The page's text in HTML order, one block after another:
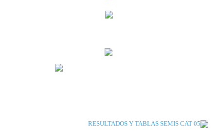
RESULTADOS Y TABLAS SEMIS CAT 05